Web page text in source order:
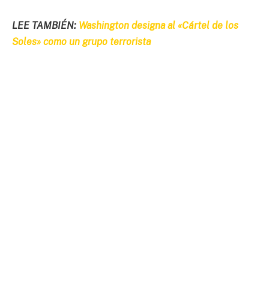
LEE TAMBIÉN: Washington designa al «Cártel de los
Soles» como un grupo terrorista